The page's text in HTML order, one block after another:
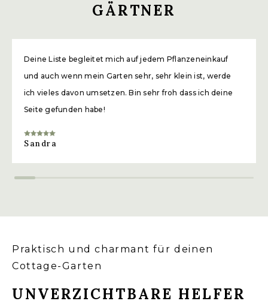
GÄRTNER
Deine Liste begleitet mich auf jedem Pflanzeneinkauf
und auch wenn mein Garten sehr, sehr klein ist, werde
ich vieles davon umsetzen. Bin sehr froh dass ich deine
Seite gefunden habe!
Sandra
Praktisch und charmant für deinen
Cottage-Garten
UNVERZICHTBARE HELFER